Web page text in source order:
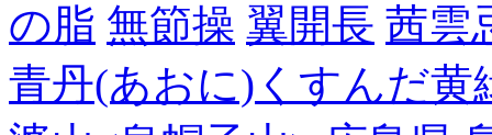
の脂 無節操 翼開長 茜雲
青丹(あおに)くすんだ黄